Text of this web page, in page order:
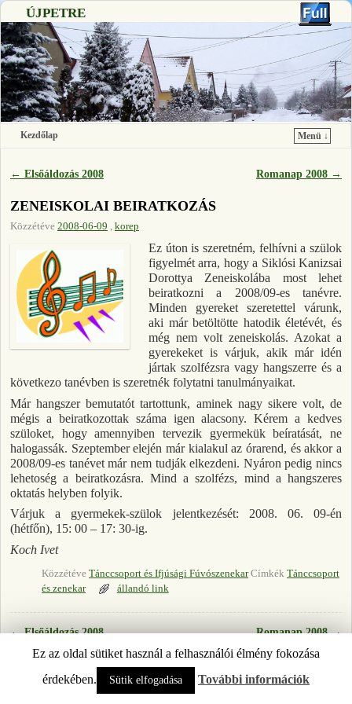
ÚJPETRE
Kezdőlap
Menü ↓
Bejegyzés navigáció
← Elsőáldozás 2008 Romanap 2008 →
ZENEISKOLAI BEIRATKOZÁS
Közzétéve 2008-06-09 korep
Ez úton is szeretném, felhívni a szülok
figyelmét arra, hogy a Siklósi Kanizsai
Dorottya Zeneiskolába most lehet
beiratkozni a 2008/09-es tanévre.
Minden gyereket szeretettel várunk,
aki már betöltötte hatodik életévét, és
még nem volt zeneiskolás. Azokat a
gyerekeket is várjuk, akik már idén
jártak szolfézsra vagy hangszerre és a
következo tanévben is szeretnék folytatni tanulmányaikat.
Már hangszer bemutatót tartottunk, aminek nagy sikere volt, de
mégis a beiratkozottak száma igen alacsony. Kérem a kedves
szüloket, hogy amennyiben tervezik gyermekük beíratását, ne
halogassák. Szeptember elején már kialakul az órarend, és akkor a
2008/09-es tanévet már nem tudják elkezdeni. Nyáron pedig nincs
lehetoség a beiratkozásra. Mind a szolfézs, mind a hangszeres
oktatás helyben folyik.
Várjuk a gyermekek-szülok jelentkezését: 2008. 06. 09-én
(hétfőn), 15: 00 – 17: 30-ig.
Koch Ivet
Közzétéve Tánccsoport és Ifjúsági Fúvószenekar Címkék Tánccsoport
és zenekar
állandó link
Bejegyzés navigáció
←Elsőáldozás 2008 Romanap 2008→
ÚJPETRE
Ez az oldal sütiket használ a felhasználói élmény fokozása
érdekében.
Sütik elfogadása További információk